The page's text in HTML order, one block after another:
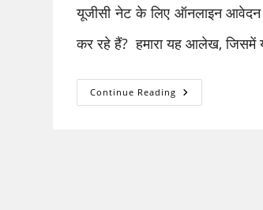
यूजीसी नेट के लिए ऑनलाइन आवेदन
कर रहे हैं? हमारा यह आलेख, जिसमें
Continue Reading UGC
NET